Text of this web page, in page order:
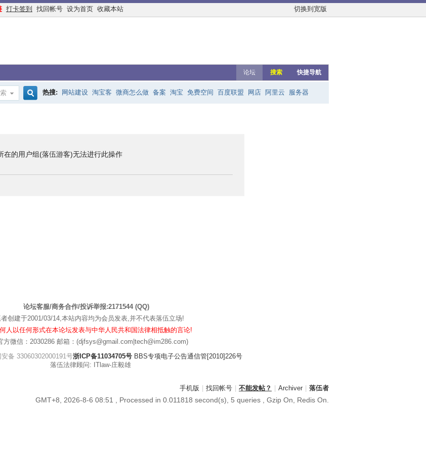
打卡签到 找回帐号 设为首页 收藏本站 切换到宽版
论坛 搜索 快捷导航
索
热搜: 网站建设 淘宝客 微商怎么做 备案 淘宝 免费空间 百度联盟 网店 阿里云 服务器
在的用户组(落伍游客)无法进行此操作
论坛客服/商务合作/投诉举报:2171544 (QQ)
创建于2001/03/14,本站内容均为会员发表,并不代表落伍立场!
人以任何形式在本论坛发表与中华人民共和国法律相抵触的言论!
方微信：2030286 邮箱：(djfsys@gmail.com|tech@im286.com)
备 33060302000191号浙ICP备11034705号 BBS专项电子公告通信管[2010]226号
落伍法律顾问: ITlaw-庄毅雄
手机版 找回帐号 不能发帖？ Archiver 落伍者
GMT+8, 2026-8-6 08:51 , Processed in 0.011818 second(s), 5 queries , Gzip On, Redis On.